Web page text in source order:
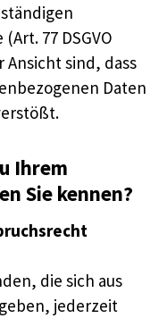
77 DSGVO
Ansicht sind, dass
Daten
Ihrem
Sie kennen?
die sich aus
jederzeit